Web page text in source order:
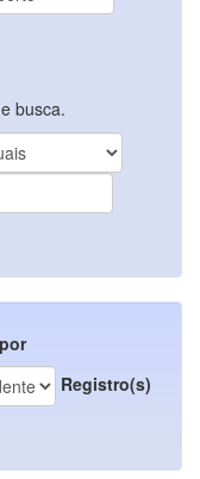
busca.
Registro(s)